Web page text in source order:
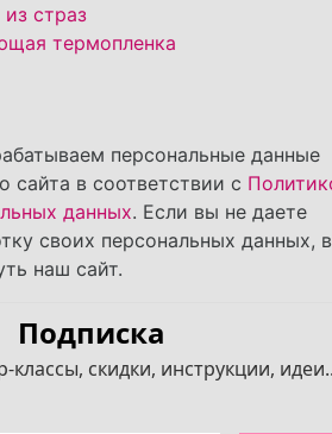
страз
термопленка
персональные данные
сайта в соответствии с
данных. Если вы не даете
своих персональных данных,
наш сайт.
Подписка
классы, скидки, инструкции,